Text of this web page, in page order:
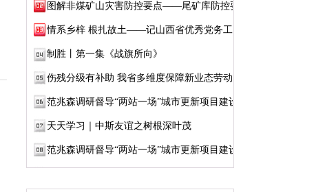
图解非煤矿山灾害防控要点——尾矿库防控要点
情系乡梓 根扎故土——记山西省优秀党务工作...
制胜丨第一集《战旗所向》
伤残分级有补助 我省多维度保障新业态劳动者...
范兆森调研督导“两站一场”城市更新项目建设
天天学习｜中斯友谊之树根深叶茂
范兆森调研督导“两站一场”城市更新项目建设